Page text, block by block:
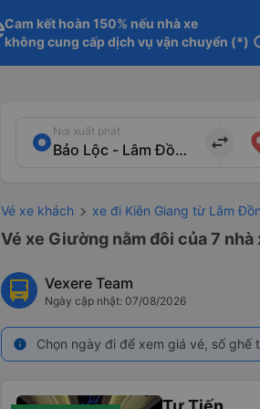
Cam kết hoàn 150% nếu nhà xe
không cung cấp dịch vụ vận chuyển (*)
Nơi xuất phát
import_export
Vé xe khách xe đi Kiên Giang từ Lâm
Vé xe Giường nằm đôi của 7
Vexere Team
Ngày cập nhật: 07/08/2026
info Chọn ngày đi để xem giá vé, số